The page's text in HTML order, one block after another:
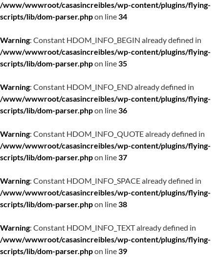
/www/wwwroot/casasincreibles/wp-content/plugins/flying-
scripts/lib/dom-parser.phpon line34
Warning: Constant HDOM_INFO_BEGIN already defined in
/www/wwwroot/casasincreibles/wp-content/plugins/flying-
scripts/lib/dom-parser.phpon line35
Warning: Constant HDOM_INFO_END already defined in
/www/wwwroot/casasincreibles/wp-content/plugins/flying-
scripts/lib/dom-parser.phpon line36
Warning: Constant HDOM_INFO_QUOTE already defined in
/www/wwwroot/casasincreibles/wp-content/plugins/flying-
scripts/lib/dom-parser.phpon line37
Warning: Constant HDOM_INFO_SPACE already defined in
/www/wwwroot/casasincreibles/wp-content/plugins/flying-
scripts/lib/dom-parser.phpon line38
Warning: Constant HDOM_INFO_TEXT already defined in
/www/wwwroot/casasincreibles/wp-content/plugins/flying-
scripts/lib/dom-parser.phpon line39